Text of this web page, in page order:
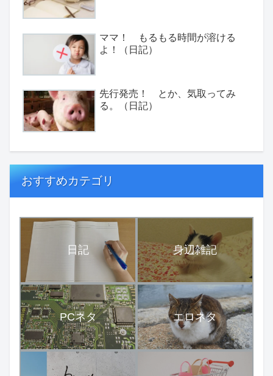
ママ！ もるもる時間が溶ける
よ！（日記）
先行発売！ とか、気取ってみ
る。（日記）
おすすめカテゴリ
日記 身辺雑記
PCネタ エロネタ